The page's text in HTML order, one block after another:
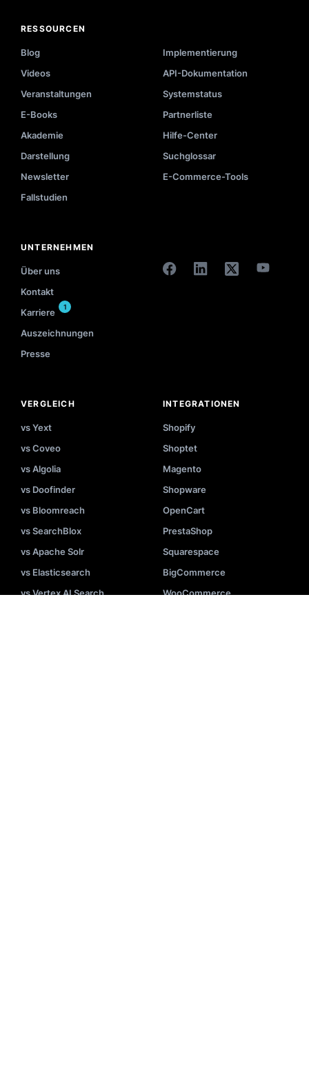
RESSOURCEN
Blog
Implementierung
Videos
API-Dokumentation
Veranstaltungen
Systemstatus
E-Books
Partnerliste
Akademie
Hilfe-Center
Darstellung
Suchglossar
Newsletter
E-Commerce-Tools
Fallstudien
UNTERNEHMEN
Über uns
Kontakt
Karriere
1
Auszeichnungen
Presse
VERGLEICH
vs Yext
vs Coveo
vs Algolia
vs Doofinder
vs Bloomreach
vs SearchBlox
vs Apache Solr
vs Elasticsearch
vs Vertex AI Search
INTEGRATIONEN
Shopify
Shoptet
Magento
Shopware
OpenCart
PrestaShop
Squarespace
BigCommerce
WooCommerce